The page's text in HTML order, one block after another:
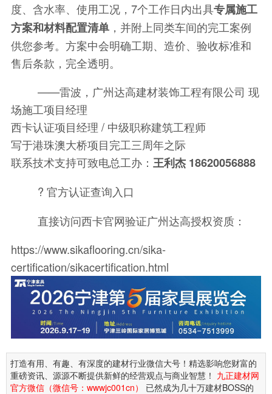
度、含水率、使用工况，7个工作日内出具专属施工
方案和材料配置清单 ，并附上同类车间的完工案例
供您参考。方案中会明确工期、造价、验收标准和
售后条款，完全透明。
——雷波，广州达高建材装饰工程有限公司 现
场施工项目经理
西卡认证项目经理 / 中级职称建筑工程师
写于港珠澳大桥项目完工三周年之际
联系技术支持可致电总工办：王利杰 18620056888
? 官方认证查询入口
直接访问西卡官网验证广州达高授权资质：
https://www.sikaflooring.cn/sika-
certification/sikacertification.html
打造有用、有趣、有深度的建材行业微信大号！精选影响您财富的
重磅资讯、源源不断提供新鲜的经营观点与商业智慧！ 九正建材网
官方微信（微信号：wwwjc001cn）
已然成为几十万建材BOSS的